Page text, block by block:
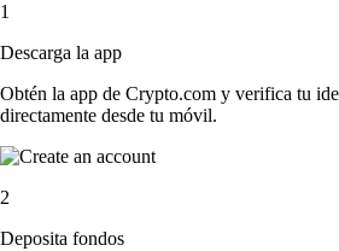
1
Descarga la app
Obtén la app de Crypto.com y verifica tu
directamente desde tu móvil.
2
Deposita fondos